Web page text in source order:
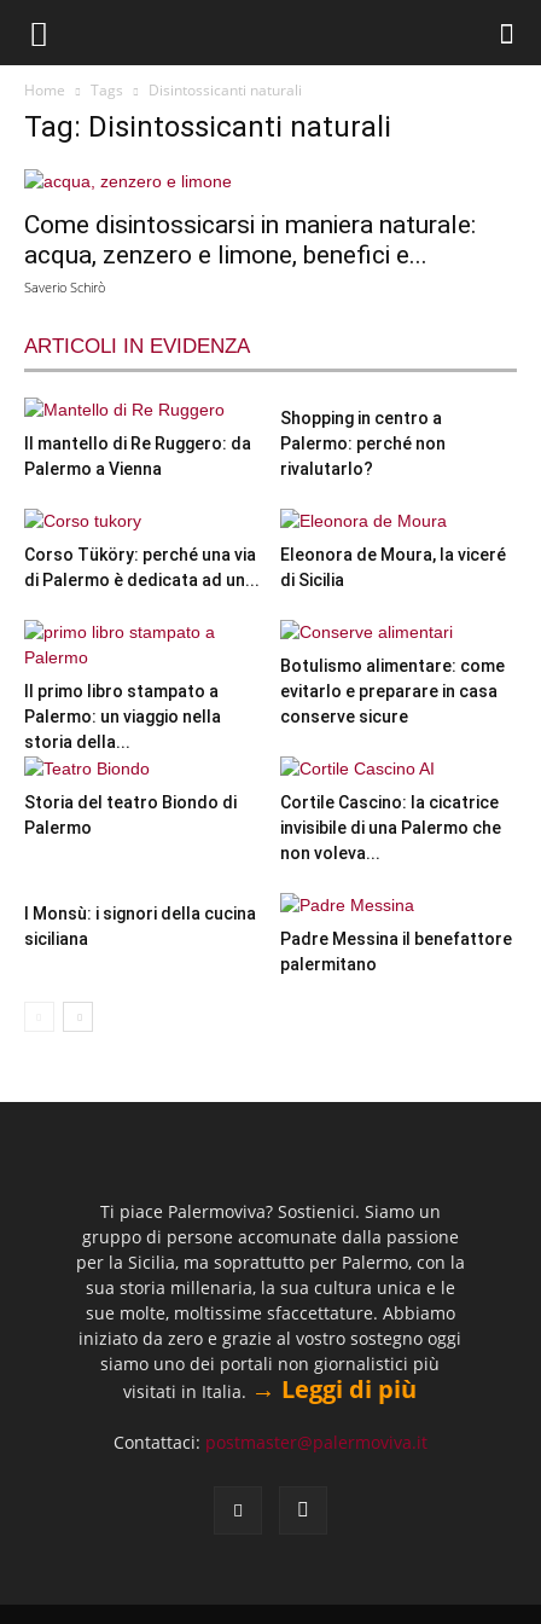
Home Tags Disintossicanti naturali
Tag: Disintossicanti naturali
Come disintossicarsi in maniera naturale:
acqua, zenzero e limone, benefici e...
Saverio Schirò
ARTICOLI IN EVIDENZA
Il mantello di Re Ruggero: da
Palermo a Vienna
Shopping in centro a
Palermo: perché non
rivalutarlo?
Corso Tüköry: perché una via
di Palermo è dedicata ad un...
Eleonora de Moura, la viceré
di Sicilia
Il primo libro stampato a
Palermo: un viaggio nella
storia della...
Botulismo alimentare: come
evitarlo e preparare in casa
conserve sicure
Storia del teatro Biondo di
Palermo
Cortile Cascino: la cicatrice
invisibile di una Palermo che
non voleva...
I Monsù: i signori della cucina
siciliana
Padre Messina il benefattore
palermitano
Ti piace Palermoviva? Sostienici. Siamo un
gruppo di persone accomunate dalla passione
per la Sicilia, ma soprattutto per Palermo, con la
sua storia millenaria, la sua cultura unica e le
sue molte, moltissime sfaccettature. Abbiamo
iniziato da zero e grazie al vostro sostegno oggi
siamo uno dei portali non giornalistici più
visitati in Italia. → Leggi di più
Contattaci: postmaster@palermoviva.it